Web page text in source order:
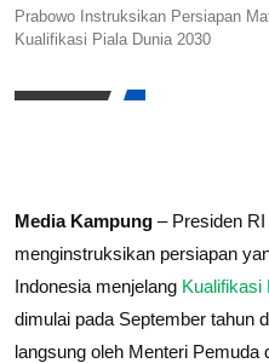
Prabowo Instruksikan Persiapan
Kualifikasi Piala Dunia 2030
Media Kampung – Presiden
menginstruksikan persiapan
Indonesia menjelang Kualifikasi
dimulai pada September tahun
langsung oleh Menteri Pemuda